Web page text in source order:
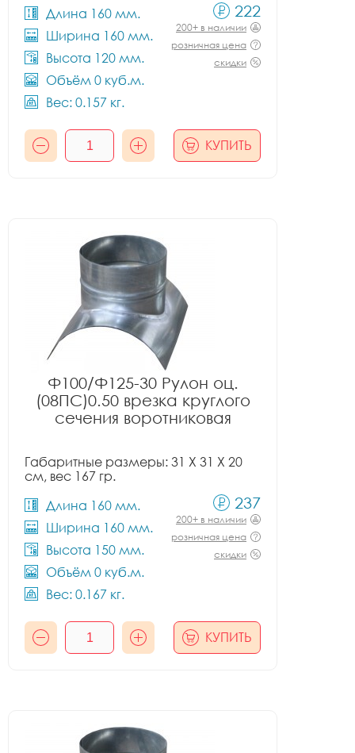
Длина 160 мм.
Ширина 160 мм.
Высота 120 мм.
Объём 0 куб.м.
Вес: 0.157 кг.
222
200+ в наличии
розничная цена
скидки
КУПИТЬ
Ф100/Ф125-30 Рулон оц.
(08ПС)0.50 врезка круглого
сечения воротниковая
Габаритные размеры: 31 X 31 X 20
см, вес 167 гр.
Длина 160 мм.
Ширина 160 мм.
Высота 150 мм.
Объём 0 куб.м.
Вес: 0.167 кг.
237
200+ в наличии
розничная цена
скидки
КУПИТЬ